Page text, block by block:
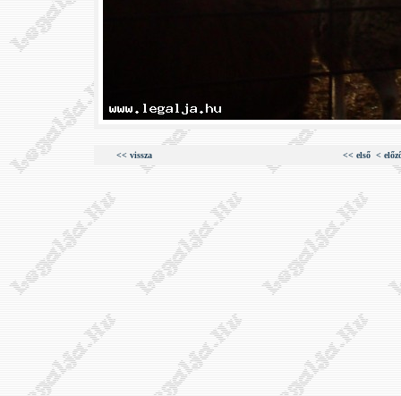
<< vissza << első <